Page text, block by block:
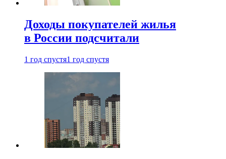
Доходы покупателей жилья
в России подсчитали
1 год спустя1 год спустя